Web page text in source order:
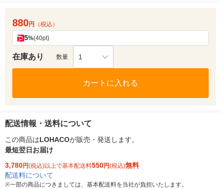
880円 （税込）
5%(40pt)
在庫あり 数量 1
カートに入れる
配送情報・送料について
この商品はLOHACOが販売・発送します。
最短翌日お届け
3,780円(税込)以上で基本配送料550円(税込)無料
配送料について
※一部の商品につきましては、基本配送料を当社が負担いたします。